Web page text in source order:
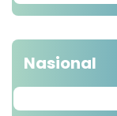
Nasional